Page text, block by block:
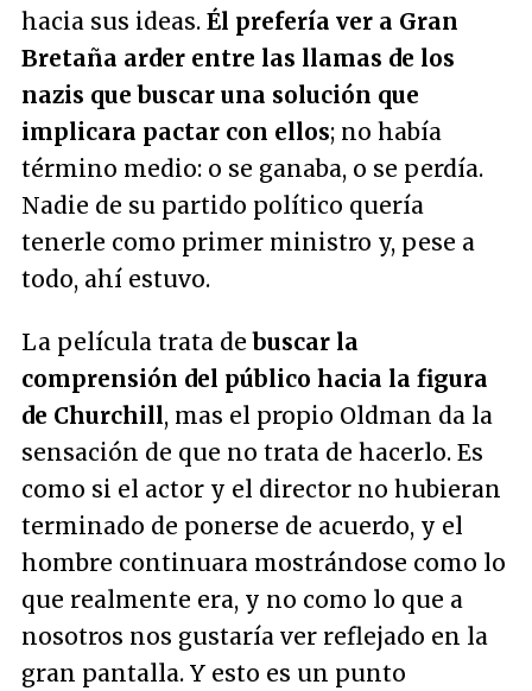
hacia sus ideas. Él prefería ver a Gran
Bretaña arder entre las llamas de los
nazis que buscar una solución que
implicara pactar con ellos; no había
término medio: o se ganaba, o se perdía.
Nadie de su partido político quería
tenerle como primer ministro y, pese a
todo, ahí estuvo.
La película trata debuscar la
comprensión del público hacia la figura
de Churchill, mas el propio Oldman da la
sensación de que no trata de hacerlo. Es
como si el actor y el director no hubieran
terminado de ponerse de acuerdo, y el
hombre continuara mostrándose como lo
que realmente era, y no como lo que a
nosotros nos gustaría ver reflejado en la
gran pantalla. Y esto es un punto